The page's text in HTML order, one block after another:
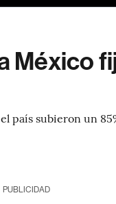
México
país subieron un
PUBLICIDAD